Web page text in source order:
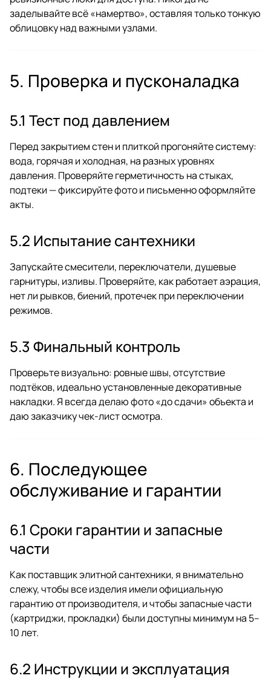
заделывайте всё «намертво», оставляя только тонкую
облицовку над важными узлами.
5. Проверка и пусконаладка
5.1 Тест под давлением
Перед закрытием стен и плиткой прогоняйте систему:
вода, горячая и холодная, на разных уровнях
давления. Проверяйте герметичность на стыках,
подтеки — фиксируйте фото и письменно оформляйте
акты.
5.2 Испытание сантехники
Запускайте смесители, переключатели, душевые
гарнитуры, изливы. Проверяйте, как работает аэрация,
нет ли рывков, биений, протечек при переключении
режимов.
5.3 Финальный контроль
Проверьте визуально: ровные швы, отсутствие
подтёков, идеально установленные декоративные
накладки. Я всегда делаю фото «до сдачи» объекта и
даю заказчику чек-лист осмотра.
6. Последующее
обслуживание и гарантии
6.1 Сроки гарантии и запасные
части
Как поставщик элитной сантехники, я внимательно
слежу, чтобы все изделия имели официальную
гарантию от производителя, и чтобы запасные части
(картриджи, прокладки) были доступны минимум на 5–
10 лет.
6.2 Инструкции и эксплуатация